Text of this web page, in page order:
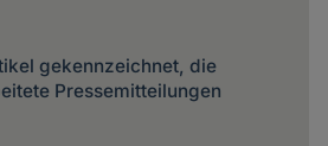
gekennzeichnet, die
Pressemitteilungen